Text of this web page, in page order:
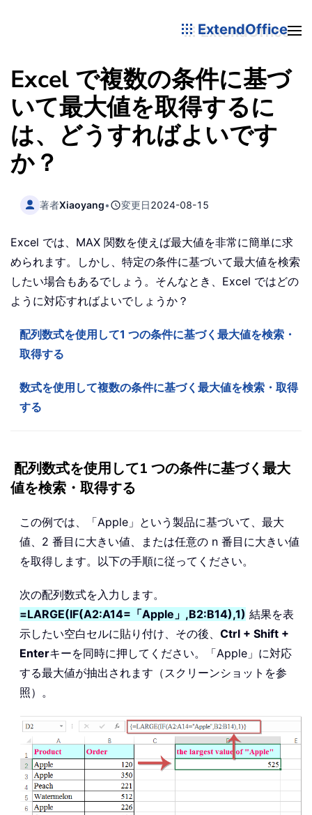
ExtendOffice
Excel で複数の条件に基づ
いて最大値を取得するに
は、どうすればよいです
か？
著者Xiaoyang• 変更日2024-08-15
Excel では、MAX 関数を使えば最大値を非常に簡単に求
められます。しかし、特定の条件に基づいて最大値を検索
したい場合もあるでしょう。そんなとき、Excel ではどの
ように対応すればよいでしょうか？
配列数式を使用して1 つの条件に基づく最大値を検索・
取得する
数式を使用して複数の条件に基づく最大値を検索・取得
する
配列数式を使用して1 つの条件に基づく最大
値を検索・取得する
この例では、「Apple」という製品に基づいて、最大
値、2 番目に大きい値、または任意の n 番目に大きい値
を取得します。以下の手順に従ってください。
次の配列数式を入力します。
=LARGE(IF(A2:A14=「Apple」,B2:B14),1) 結果を表
示したい空白セルに貼り付け、その後、 Ctrl + Shift +
Enterキーを同時に押してください。「Apple」に対応
する最大値が抽出されます（スクリーンショットを参
照）。